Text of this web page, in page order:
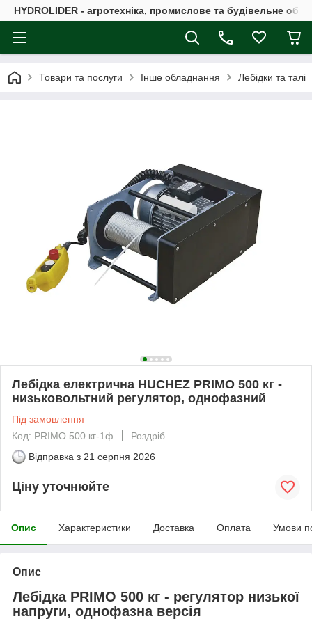
HYDROLIDER - агротехніка, промислове та будівельне
Товари та послуги Інше обладнання Лебідки та талі
Лебідка електрична HUCHEZ PRIMO 500 кг -
низьковольтний регулятор, однофазний
Під замовлення
Код: PRIMO 500 кг-1ф
Роздріб
Відправка з 21 серпня 2026
Ціну уточнюйте
Опис Характеристики Доставка Оплата Умови
Опис
Лебідка PRIMO 500 кг - регулятор низької
напруги, однофазна версія